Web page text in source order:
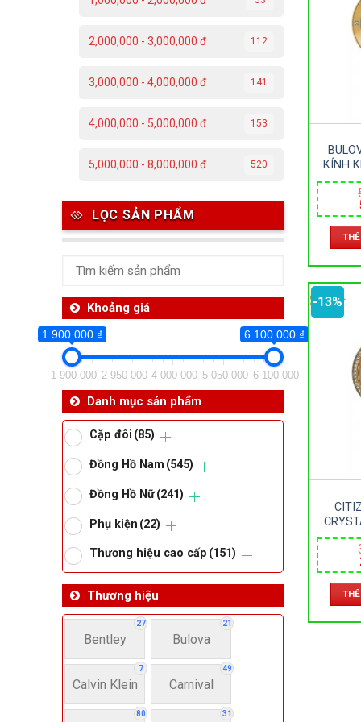
2,000,000 - 3,000,000 đ 112
3,000,000 - 4,000,000 đ 141
4,000,000 - 5,000,000 đ 153
5,000,000 - 8,000,000 đ 520
LỌC SẢN PHẨM
Khoảng giá
1 900 000 ₫ 6 100 000 ₫
1 900 000 2 950 000 4 000 000 5 050 000 6 100 000
Danh mục sản phẩm
Cặp đôi (85)
Đồng Hồ Nam (545)
Đồng Hồ Nữ(241)
Phụ kiện (22)
Thương hiệu cao cấp (151)
Thương hiệu
27
Bentley
21
Bulova
7
Calvin Klein
49
Carnival
80 31
1 900 000 ₫
KÍNH
LOẠI –
-13%
NỮ –
DÂY
–